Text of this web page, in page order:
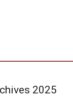
2025